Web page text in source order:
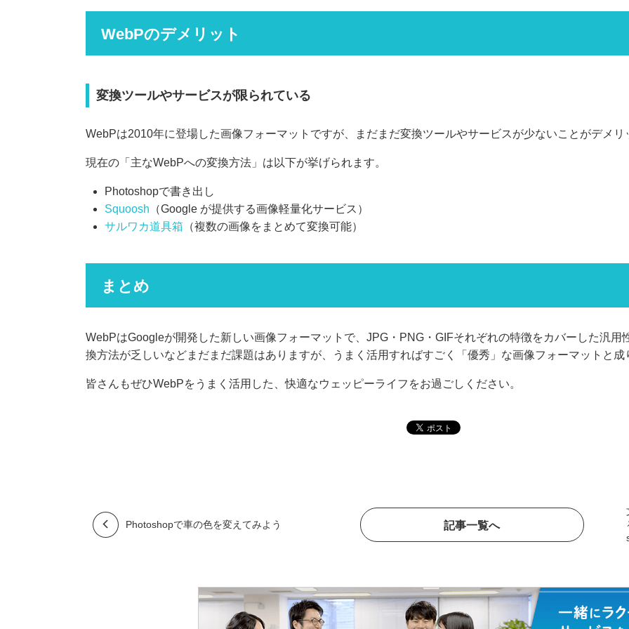
WebPのデメリット
変換ツールやサービスが限られている
WebPは2010年に登場した画像フォーマットですが、まだまだ変換ツールやサービスが少ないことがデメリ
現在の「主なWebPへの変換方法」は以下が挙げられます。
Photoshopで書き出し
Squoosh （Google が提供する画像軽量化サービス）
サルワカ道具箱 （複数の画像をまとめて変換可能）
まとめ
WebPはGoogleが開発した新しい画像フォーマットで、JPG・PNG・GIFそれぞれの特徴をカバーした汎
換方法が乏しいなどまだまだ課題はありますが、うまく活用すればすごく「優秀」な画像フォーマットと成
皆さんもぜひWebPをうまく活用した、快適なウェッピーライフをお過ごしください。
Photoshopで車の色を変えてみよう 記事一覧へ